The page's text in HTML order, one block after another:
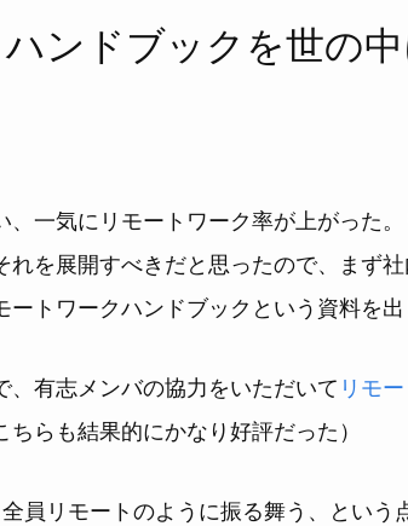
ンドブックを世の
、一気にリモートワーク率が上がった
を展開すべきだと思ったので、まず
トワークハンドブックという資料を出
、有志メンバの協力をいただいて リモ
らも結果的にかなり好評だった）
員リモートのように振る舞う、という